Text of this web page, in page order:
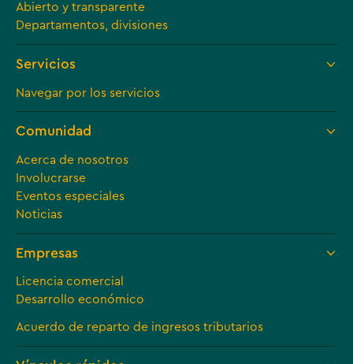
Abierto y transparente
Departamentos, divisiones
Servicios
Navegar por los servicios
Comunidad
Acerca de nosotros
Involucrarse
Eventos especiales
Noticias
Empresas
Licencia comercial
Desarrollo económico
Acuerdo de reparto de ingresos tributarios